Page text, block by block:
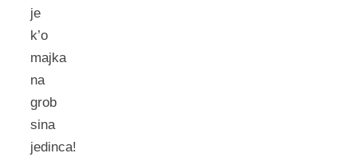
je
k’o
majka
na
grob
sina
jedinca!